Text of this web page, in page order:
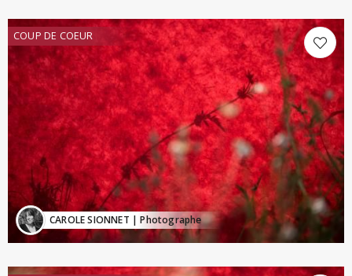
COUP DE COEUR
CAROLE SIONNET | Photographe